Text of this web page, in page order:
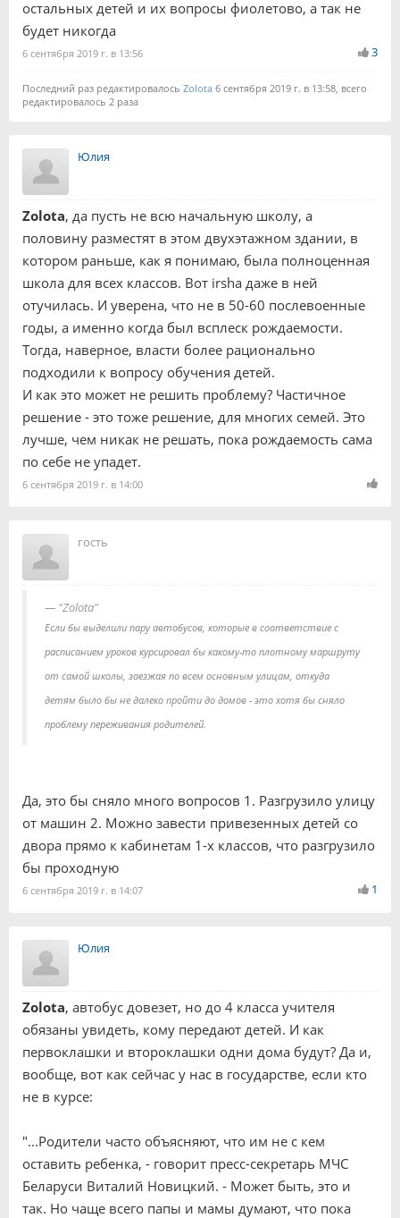
остальных детей и их вопросы фиолетово, а так не
будет никогда
6 сентября 2019 г. в 13:56 3
Последний раз редактировалось Zolota 6 сентября 2019 г. в 13:58, всего
редактировалось 2 раза
Юлия
Zolota, да пусть не всю начальную школу, а
половину разместят в этом двухэтажном здании, в
котором раньше, как я понимаю, была полноценная
школа для всех классов. Вот irsha даже в ней
отучилась. И уверена, что не в 50-60 послевоенные
годы, а именно когда был всплеск рождаемости.
Тогда, наверное, власти более рационально
подходили к вопросу обучения детей.
И как это может не решить проблему? Частичное
решение - это тоже решение, для многих семей. Это
лучше, чем никак не решать, пока рождаемость сама
по себе не упадет.
6 сентября 2019 г. в 14:00
гость
"Zolota"
Если бы выделили пару автобусов, которые в соответствие с
расписанием уроков курсировал бы какому-то плотному маршруту
от самой школы, заезжая по всем основным улицам, откуда
детям было бы не далеко пройти до домов - это хотя бы сняло
проблему переживания родителей.
Да, это бы сняло много вопросов 1. Разгрузило улицу
от машин 2. Можно завести привезенных детей со
двора прямо к кабинетам 1-х классов, что разгрузило
бы проходную
6 сентября 2019 г. в 14:07 1
Юлия
Zolota, автобус довезет, но до 4 класса учителя
обязаны увидеть, кому передают детей. И как
первоклашки и второклашки одни дома будут? Да и,
вообще, вот как сейчас у нас в государстве, если кто
не в курсе:
"...Родители часто объясняют, что им не с кем
оставить ребенка, - говорит пресс-секретарь МЧС
Беларуси Виталий Новицкий. - Может быть, это и
так. Но чаще всего папы и мамы думают, что пока